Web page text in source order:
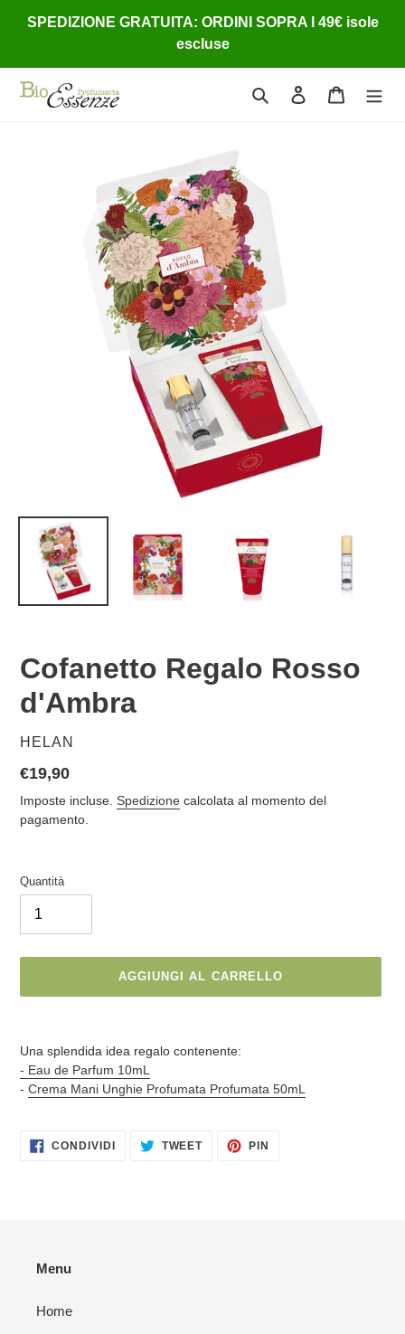
direttamente
contenuti
SPEDIZIONE GRATUITA: ORDINI SOPRA I 49€ isole
escluse
Cerca Accedi Carrello
Cofanetto Regalo Rosso
d'Ambra
VENDITORE
HELAN
Prezzo
di
listino
€19,90
Imposte incluse. Spedizione calcolata al momento del
pagamento.
Quantità
AGGIUNGI AL CARRELLO
prodotto
nel
carrello
Una splendida idea regalo contenente:
- Eau de Parfum 10mL
- Crema Mani Unghie Profumata Profumata 50mL
CONDIVIDICONDIVIDI
SU
TWEETTWITTA PIN
Menu
Home